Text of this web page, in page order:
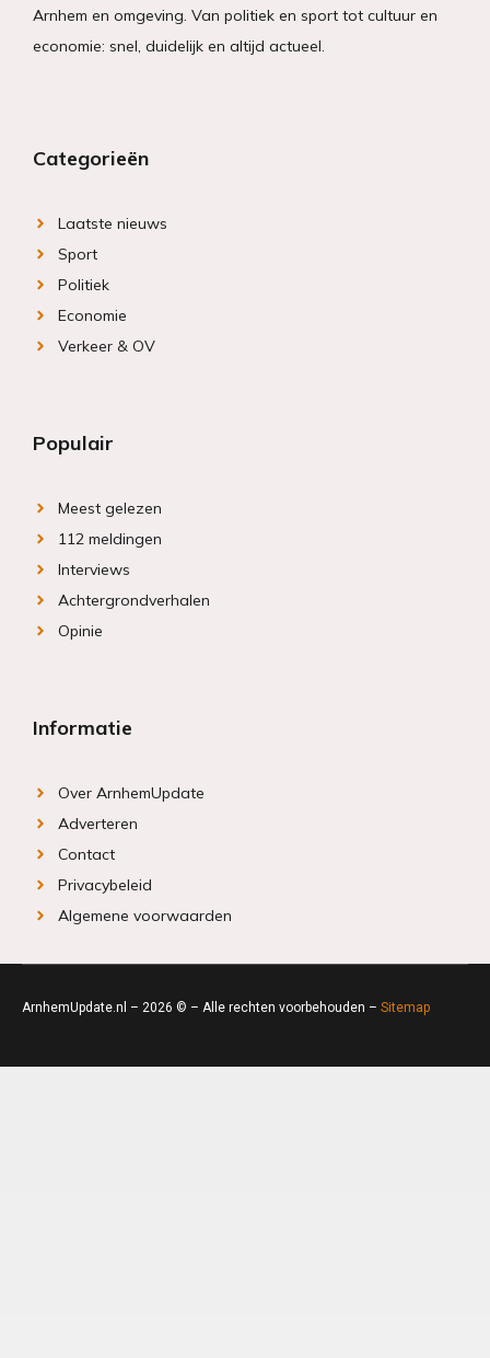
Arnhem en omgeving. Van politiek en sport tot cultuur en
economie: snel, duidelijk en altijd actueel.
Categorieën
Laatste nieuws
Sport
Politiek
Economie
Verkeer & OV
Populair
Meest gelezen
112 meldingen
Interviews
Achtergrondverhalen
Opinie
Informatie
Over ArnhemUpdate
Adverteren
Contact
Privacybeleid
Algemene voorwaarden
ArnhemUpdate.nl – 2026 © – Alle rechten voorbehouden – Sitemap